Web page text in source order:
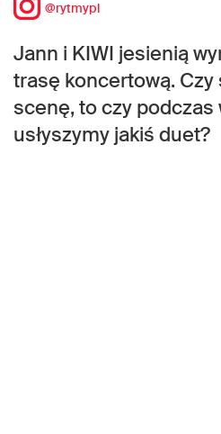
@rytmypl
Jann i KIWI jesienią
trasę koncertową. Czy
scenę, to czy podczas
usłyszymy jakiś duet?